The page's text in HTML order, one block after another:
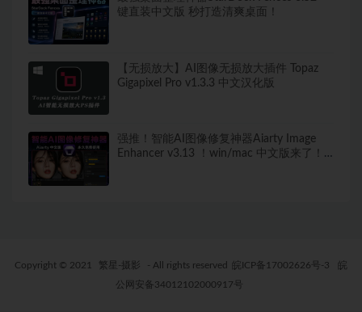
键直装中文版 秒打造清爽桌面！
【无损放大】AI图像无损放大插件 Topaz
Gigapixel Pro v1.3.3 中文汉化版
强推！智能AI图像修复神器Aiarty Image
Enhancer v3.13 ！win/mac 中文版来了！
Copyright © 2021 繁星-摄影 - All rights reserved 皖ICP备17002626号-3
皖
公网安备34012102000917号